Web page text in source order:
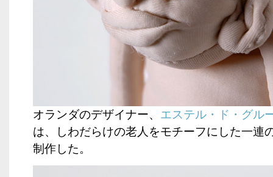
オランダのデザイナー、 エステル・ド・グル
は、しわだらけの老人をモチーフにした一連
制作した。